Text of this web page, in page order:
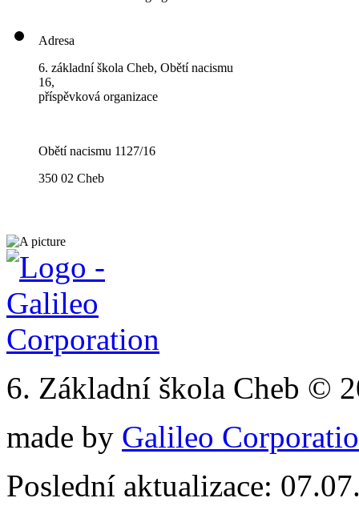
Adresa
6. základní škola Cheb, Obětí nacismu
16,
příspěvková organizace
Obětí nacismu 1127/16
350 02 Cheb
6. Základní škola Cheb ©
made by Galileo
Poslední aktualizace: